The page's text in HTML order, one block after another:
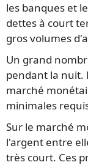
les banques et
dettes à court
gros volumes
Un grand
pendant la nuit.
marché
minimales
Sur le marché
l'argent entre
très court. Ces